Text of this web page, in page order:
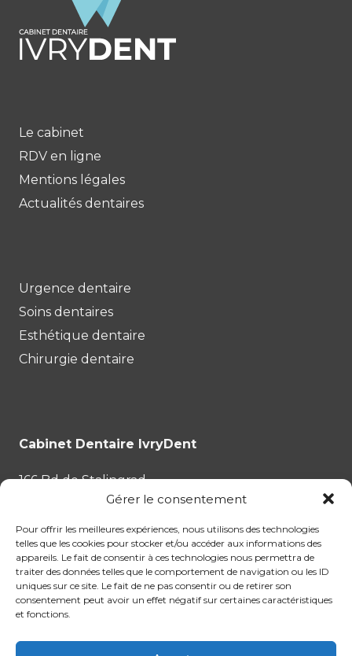
Gérer le consentement
Pour offrir les meilleures expériences, nous utilisons des technologies
telles que les cookies pour stocker et/ou accéder aux informations des
appareils. Le fait de consentir à ces technologies nous permettra de
traiter des données telles que le comportement de navigation ou les ID
uniques sur ce site. Le fait de ne pas consentir ou de retirer son
consentement peut avoir un effet négatif sur certaines caractéristiques
et fonctions.
Le cabinet
RDV en ligne
Mentions légales
Actualités dentaires
Urgence dentaire
Soins dentaires
Esthétique dentaire
Chirurgie dentaire
Cabinet Dentaire IvryDent
166 Bd de Stalingrad
94200 Ivry-sur-Seine
Tél :01.87.53.35.43
Chirurgie dentaire